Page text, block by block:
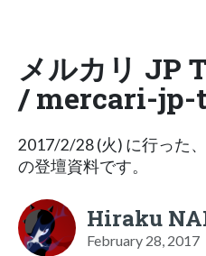
メルカリ JP
/ mercari-jp-
2017/2/28 (火) に行った
の登壇資料です。
Hiraku
February 28, 2017